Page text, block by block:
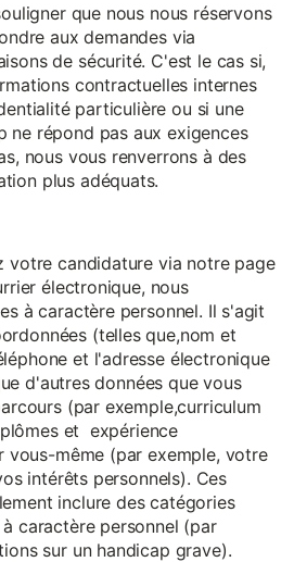
que nous nous réservons
aux demandes via
de sécurité. C'est le cas si,
contractuelles internes
particulière ou si une
ne répond pas aux exigences
nous vous renverrons à des
plus adéquats.
votre candidature via notre page
électronique, nous
à caractère personnel. Il s'agit
(telles que,nom et
et l'adresse électronique
d'autres données que vous
(par exemple,curriculum
et expérience
vous-même (par exemple, votre
intérêts personnels). Ces
inclure des catégories
caractère personnel (par
sur un handicap grave).